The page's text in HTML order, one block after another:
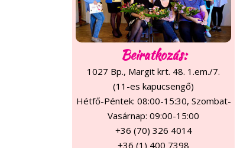
Beiratkozás:
1027 Bp., Margit krt. 48. 1.em./7.
(11-es kapucsengő)
Hétfő-Péntek: 08:00-15:30, Szombat-
Vasárnap: 09:00-15:00
+36 (70) 326 4014
+36 (1) 400 7398